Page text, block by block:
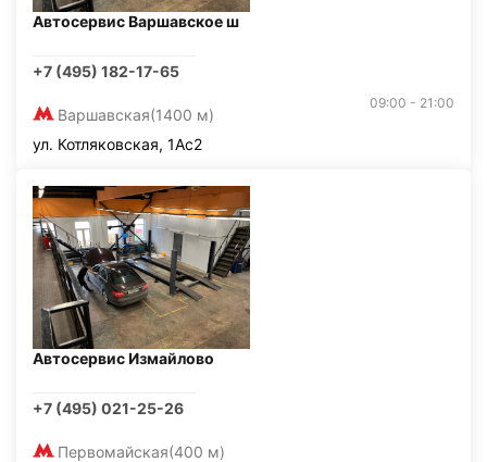
Автосервис Варшавское ш
+7 (495) 182-17-65
Варшавская(1400 м)
09:00 - 21:00
ул. Котляковская, 1Ас2
Автосервис Измайлово
+7 (495) 021-25-26
Первомайская(400 м)